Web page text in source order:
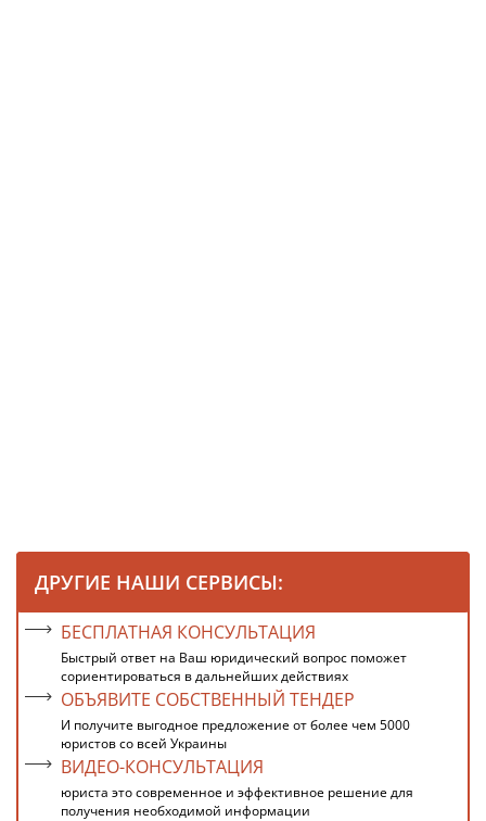
ДРУГИЕ НАШИ СЕРВИСЫ:
БЕСПЛАТНАЯ КОНСУЛЬТАЦИЯ
Быстрый ответ на Ваш юридический вопрос поможет
сориентироваться в дальнейших действиях
ОБЪЯВИТЕ СОБСТВЕННЫЙ ТЕНДЕР
И получите выгодное предложение от более чем 5000
юристов со всей Украины
ВИДЕО-КОНСУЛЬТАЦИЯ
юриста это современное и эффективное решение для
получения необходимой информации